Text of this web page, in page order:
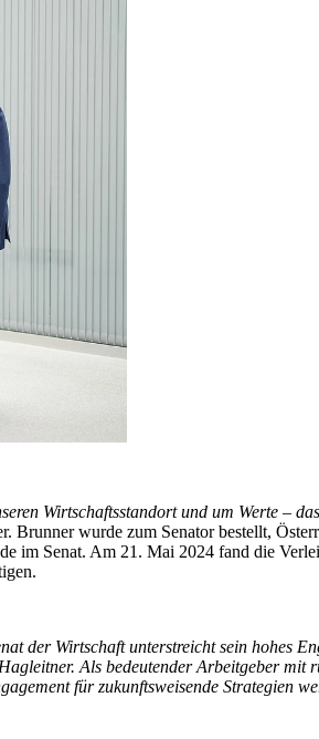
Wirtschaftsstandort und um Werte –
Brunner wurde zum Senator bestellt,
im Senat. Am 21. Mai 2024 fand die
der Wirtschaft unterstreicht sein hohes
Als bedeutender Arbeitgeber
für zukunftsweisende Strategien